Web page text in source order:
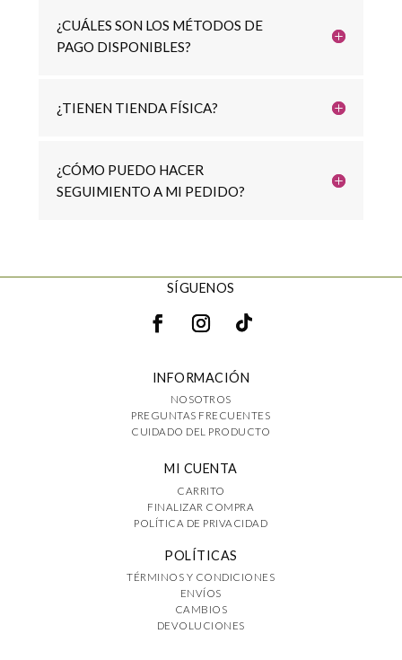
¿CUÁLES SON LOS MÉTODOS DE
PAGO DISPONIBLES?
¿TIENEN TIENDA FÍSICA?
¿CÓMO PUEDO HACER
SEGUIMIENTO A MI PEDIDO?
SÍGUENOS
INFORMACIÓN
NOSOTROS
PREGUNTAS FRECUENTES
CUIDADO DEL PRODUCTO
MI CUENTA
CARRITO
FINALIZAR COMPRA
POLÍTICA DE PRIVACIDAD
POLÍTICAS
TÉRMINOS Y CONDICIONES
ENVÍOS
CAMBIOS
DEVOLUCIONES